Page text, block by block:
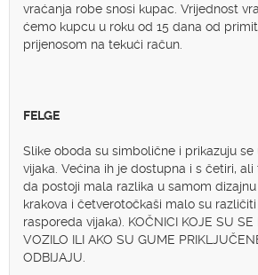
vraćanja robe snosi kupac. Vrijednost
ćemo kupcu u roku od 15 dana od
prijenosom na tekući račun.
FELGE
Slike oboda su simbolične i prikazuju
vijaka. Većina ih je dostupna i s četiri,
da postoji mala razlika u samom
krakova i četverotočkaši malo su
rasporeda vijaka). KOČNICI KOJE SU SE
VOZILO ILI AKO SU GUME
ODBIJAJU.